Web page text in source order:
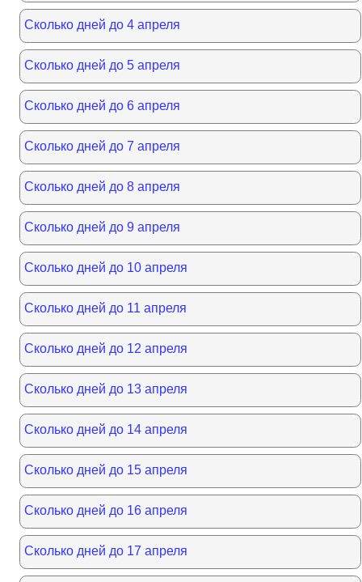
Сколько дней до 4 апреля
Сколько дней до 5 апреля
Сколько дней до 6 апреля
Сколько дней до 7 апреля
Сколько дней до 8 апреля
Сколько дней до 9 апреля
Сколько дней до 10 апреля
Сколько дней до 11 апреля
Сколько дней до 12 апреля
Сколько дней до 13 апреля
Сколько дней до 14 апреля
Сколько дней до 15 апреля
Сколько дней до 16 апреля
Сколько дней до 17 апреля